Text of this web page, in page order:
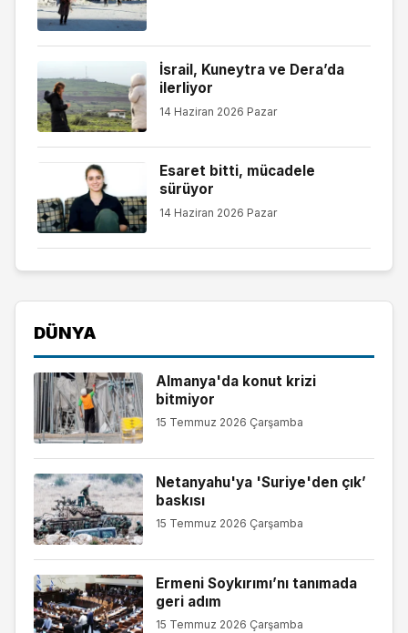
İsrail, Kuneytra ve Dera’da
ilerliyor
14 Haziran 2026 Pazar
Esaret bitti, mücadele
sürüyor
14 Haziran 2026 Pazar
DÜNYA
Almanya'da konut krizi
bitmiyor
15 Temmuz 2026 Çarşamba
Netanyahu'ya 'Suriye'den çık’
baskısı
15 Temmuz 2026 Çarşamba
Ermeni Soykırımı’nı tanımada
geri adım
15 Temmuz 2026 Çarşamba